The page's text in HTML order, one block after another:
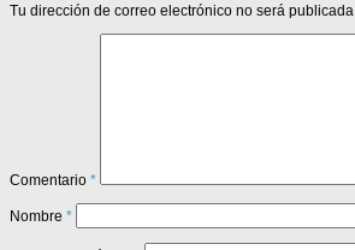
Tu dirección de correo electrónico no será
Comentario *
Nombre *